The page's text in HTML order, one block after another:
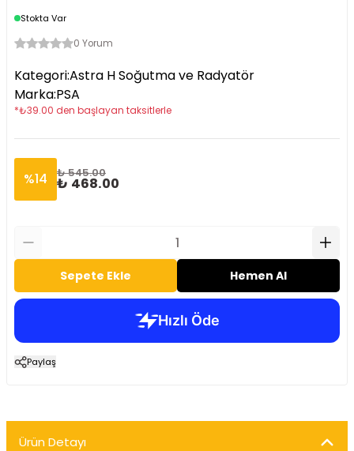
Stokta Var
0 Yorum
Kategori:Astra H Soğutma ve Radyatör
Marka:PSA
*₺39.00 den başlayan taksitlerle
%14 ₺ 545.00
₺ 468.00
Sepete Ekle Hemen Al
Paylaş
Ürün Detayı